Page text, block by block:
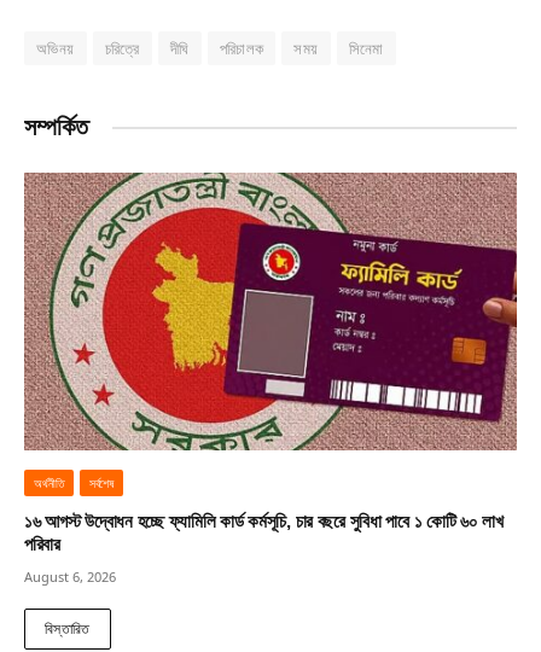
অভিনয় চরিত্রে দীঘি পরিচালক সময় সিনেমা
সম্পর্কিত
অর্থনীতি সর্বশেষ
১৬ আগস্ট উদ্বোধন হচ্ছে ফ্যামিলি কার্ড কর্মসূচি, চার বছরে সুবিধা পাবে ১ কোটি ৬০ লাখ
পরিবার
August 6, 2026
বিস্তারিত